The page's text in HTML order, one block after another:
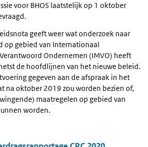
voor BHOS laatstelijk op 1 oktober
geeft weer wat onderzoek naar
op gebied van Internationaal
Ondernemen (IMVO) heeft
de hoofdlijnen van het nieuwe beleid.
gegeven aan de afspraak in het
na oktober 2019 zou worden bezien of,
maatregelen op gebied van
worden.